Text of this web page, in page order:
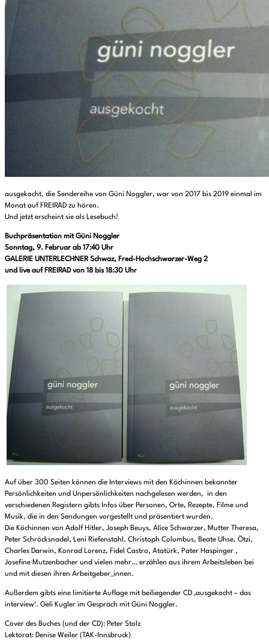
ausgekocht, die Sendereihe von Güni Noggler, war von 2017 bis 2019 einmal im
Monat auf FREIRAD zu hören.
Und jetzt erscheint sie als Lesebuch!
Buchpräsentation mit Güni Noggler
Sonntag, 9. Februar ab 17:40 Uhr
GALERIE UNTERLECHNER Schwaz, Fred-Hochschwarzer-Weg 2
und live auf FREIRAD von 18 bis 18:30 Uhr
Auf über 300 Seiten können die Interviews mit den Köchinnen bekannter
Persönlichkeiten und Unpersönlichkeiten nachgelesen werden, in den
verschiedenen Registern gibts Infos über Personen, Orte, Rezepte, Filme und
Musik, die in den Sendungen vorgestellt und präsentiert wurden.
Die Köchinnen von Adolf Hitler, Joseph Beuys, Alice Schwarzer, Mutter Theresa,
Peter Schröcksnadel, Leni Riefenstahl, Christoph Columbus, Beate Uhse, Ötzi,
Charles Darwin, Konrad Lorenz, Fidel Castro, Atatürk, Pater Haspinger ,
Josefine Mutzenbacher und vielen mehr… erzählen aus ihrem Arbeitsleben bei
und mit diesen ihren Arbeitgeber_innen.
Außerdem gibts eine limitierte Auflage mit beiliegender CD ‚ausgekocht – das
interview‘. Geli Kugler im Gespräch mit Güni Noggler.
Cover des Buches (und der CD): Peter Stolz
Lektorat: Denise Weiler (TAK-Innsbruck)